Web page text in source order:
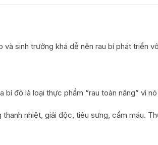
sinh trưởng khá dễ nên rau bí phát triển
bí đỏ là loại thực phẩm “rau toàn năng” vì
nhiệt, giải độc, tiêu sưng, cầm máu.